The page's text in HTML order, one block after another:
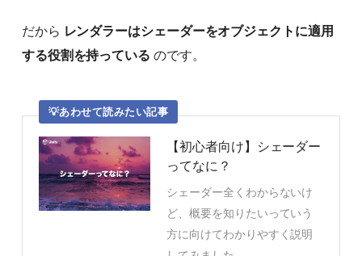
だから レンダラーはシェーダーをオブジェクトに適用
する役割を持っている のです。
あわせて読みたい記事
【初心者向け】シェーダー
ってなに？
シェーダー全くわからないけ
ど、概要を知りたいっていう
方に向けてわかりやすく説明